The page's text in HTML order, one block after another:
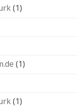
(1)
(1)
(1)